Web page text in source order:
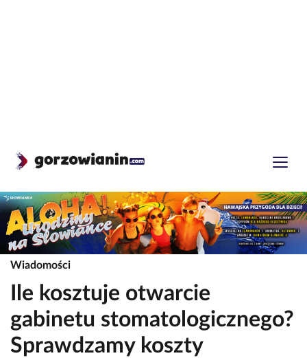
Wiadomości
Ile kosztuje otwarcie
gabinetu stomatologicznego?
Sprawdzamy koszty